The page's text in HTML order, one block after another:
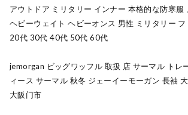
アウトドア ミリタリー インナー 本格的な防寒服
ヘビーウェイト ヘビーオンス 男性 ミリタリー
20代 30代 40代 50代 60代
jemorgan ビッグワッフル 取扱 店 サーマル トレ
ィース サーマル 秋冬 ジェーイーモーガン 長袖
大阪门市